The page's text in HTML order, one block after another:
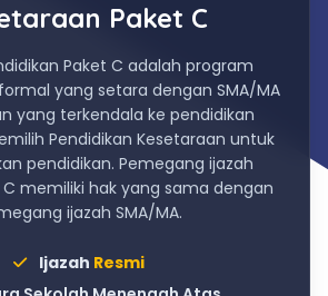
Paket C
Paket C adalah program
yang setara dengan SMA/MA
yang terkendala ke pendidikan
Pendidikan Kesetaraan untuk
pendidikan. Pemegang ijazah
memiliki hak yang sama dengan
ijazah SMA/MA.
Ijazah Resmi